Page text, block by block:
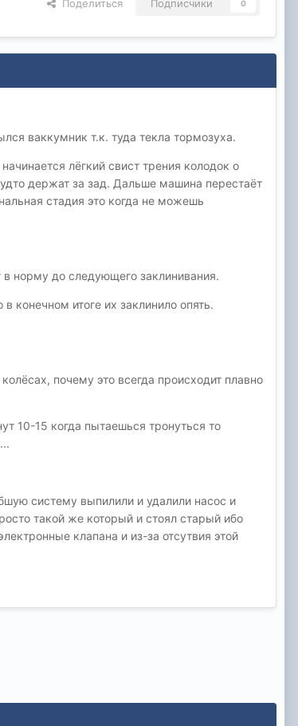
Поделиться Подписчики 0
ваккумник т.к. туда текла тормозуха.
лёгкий свист трения колодок о
держат за зад. Дальше машина перестаёт
стадия это когда не можешь
в норму до следующего заклинивания.
конечном итоге их заклинило опять.
почему это всегда происходит плавно
10-15 когда пытаешься тронуться то
систему выпилили и удалили насос и
такой же который и стоял старый ибо
клапана и из-за отсутвия этой